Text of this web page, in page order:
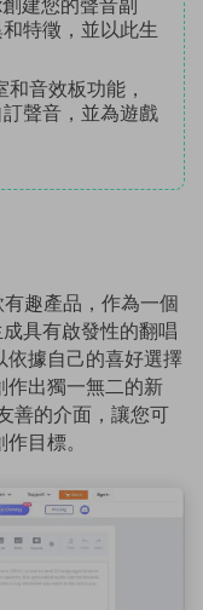
建您的聲音副
特徵，並以此生
音效板功能，
聲音，並為遊戲
趣產品，作為一個
具有啟發性的翻唱
依據自己的喜好選擇
作出獨一無二的新
善的介面，讓您可
目標。